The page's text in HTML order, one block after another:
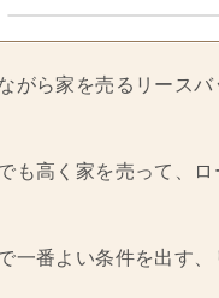
がら家を売るリース
も高く家を売って、
一番よい条件を出す